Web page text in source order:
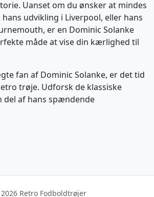
Uanset om du ønsker at mindes
hans udvikling i Liverpool, eller hans
er en Dominic Solanke
måde at vise din kærlighed til
fan af Dominic Solanke, er det tid
trøje. Udforsk de klassiske
del af hans spændende
Retro Fodboldtrøjer